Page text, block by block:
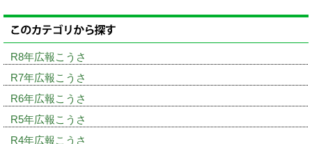
R8年広報こうさ
R7年広報こうさ
R6年広報こうさ
R5年広報こうさ
R4年広報こうさ